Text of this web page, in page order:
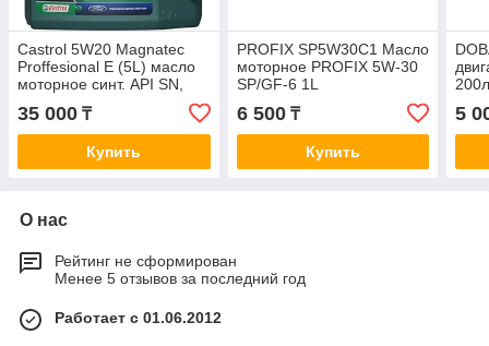
Castrol 5W20 Magnatec
Proffesional E (5L) масло
моторное синт. API SN,
M2C948-B
35 000 ₸
Купить
PROFIX SP5W30C1 Масло
моторное PROFIX 5W-30
SP/GF-6 1L
6 500₸
Купить
5
О нас
Рейтинг не сформирован
Менее 5 отзывов за последний год
Работает с 01.06.2012